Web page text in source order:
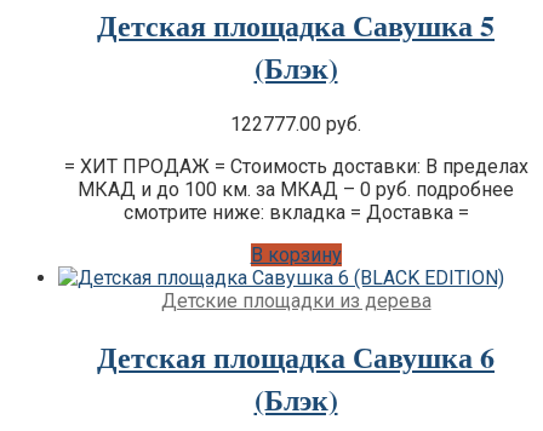
Детская площадка Савушка 5
(Блэк)
122777.00 руб.
= ХИТ ПРОДАЖ = Стоимость доставки: В пределах
МКАД и до 100 км. за МКАД – 0 руб. подробнее
смотрите ниже: вкладка = Доставка =
В корзину
Детские площадки из дерева
Детская площадка Савушка 6
(Блэк)